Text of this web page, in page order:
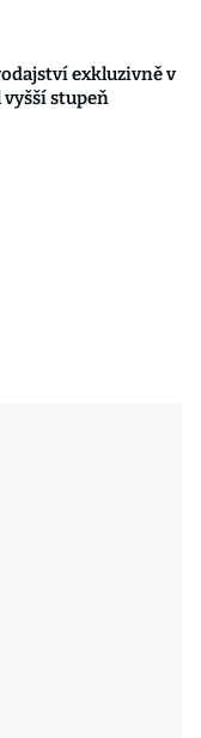
exkluzivně v
stupeň